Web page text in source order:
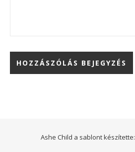
Ashe Child a sablont készítette: